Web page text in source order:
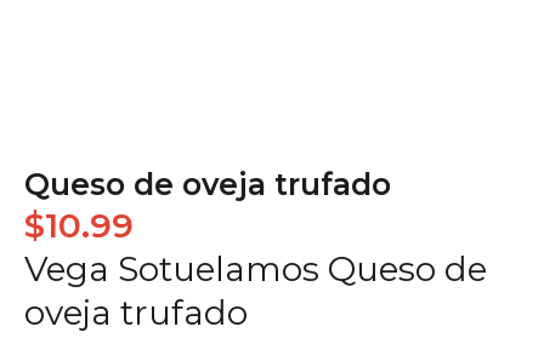
Queso de oveja trufado
$10.99
Vega Sotuelamos Queso de
oveja trufado